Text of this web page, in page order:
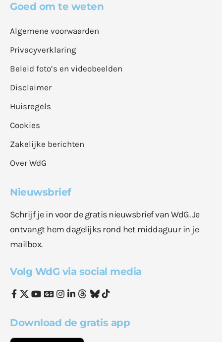
Goed om te weten
Algemene voorwaarden
Privacyverklaring
Beleid foto’s en videobeelden
Disclaimer
Huisregels
Cookies
Zakelijke berichten
Over WdG
Nieuwsbrief
Schrijf je in voor de gratis nieuwsbrief van WdG. Je
ontvangt hem dagelijks rond het middaguur in je
mailbox.
Volg WdG via social media
Download de gratis app